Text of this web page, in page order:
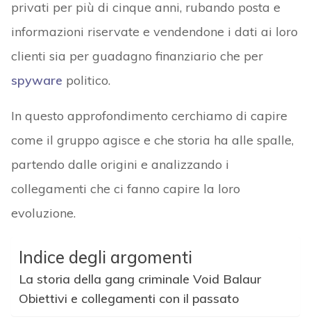
privati per più di cinque anni, rubando posta e
informazioni riservate e vendendone i dati ai loro
clienti sia per guadagno finanziario che per
spyware politico.
In questo approfondimento cerchiamo di capire
come il gruppo agisce e che storia ha alle spalle,
partendo dalle origini e analizzando i
collegamenti che ci fanno capire la loro
evoluzione.
Indice degli argomenti
La storia della gang criminale Void Balaur
Obiettivi e collegamenti con il passato